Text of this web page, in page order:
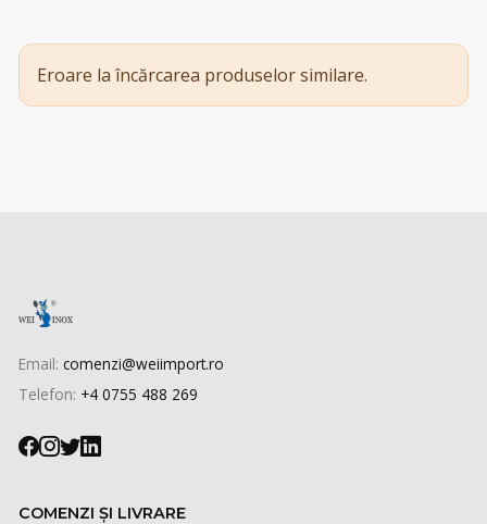
Eroare la încărcarea produselor similare.
Email: comenzi@weiimport.ro
Telefon: +4 0755 488 269
COMENZI ȘI LIVRARE